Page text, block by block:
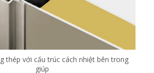
thép với cấu trúc cách nhiệt bên trong
giúp